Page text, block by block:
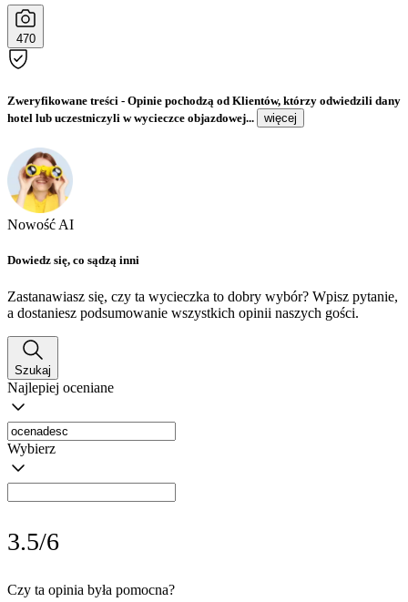
470
Zweryfikowane treści - Opinie pochodzą od Klientów, którzy odwiedzili dany
hotel lub uczestniczyli w wycieczce objazdowej...
więcej
Nowość AI
Dowiedz się, co sądzą inni
Zastanawiasz się, czy ta wycieczka to dobry wybór? Wpisz pytanie,
a dostaniesz podsumowanie wszystkich opinii naszych gości.
Szukaj
Najlepiej oceniane
Wybierz
3.5/6
Czy ta opinia była pomocna?